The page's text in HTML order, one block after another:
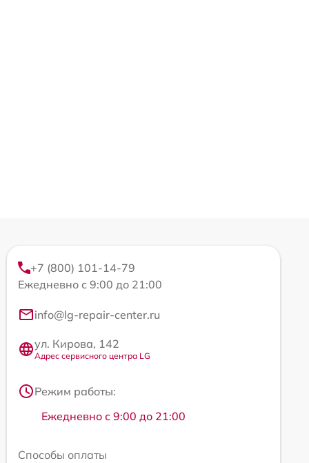
+7 (800) 101-14-79
Ежедневно с 9:00 до 21:00
info@lg-repair-center.ru
ул. Кирова, 142
Адрес сервисного центра LG
Режим работы:
Ежедневно с 9:00 до 21:00
Способы оплаты